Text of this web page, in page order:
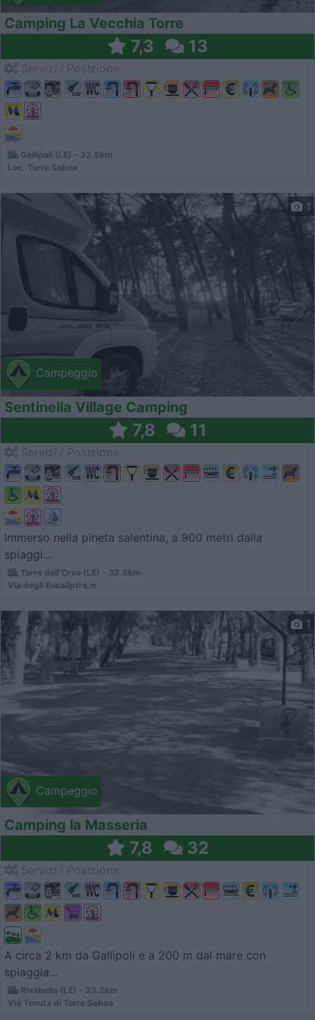
Camping La Vecchia Torre
7,3 13
Gallipoli (LE) - 32.5km
Loc. Torre Sabea
Campeggio
1
Sentinella Village Camping
7,8 11
Immerso nella pineta salentina, a 900 metri dalla
spiaggi...
Torre dell'Orso (LE) - 32.8km
Via degli Eucalipti s.n.
Campeggio
1
Camping la Masseria
7,8 32
A circa 2 km da Gallipoli e a 200 m dal mare con
spiaggia...
Rivabella (LE) - 33.2km
Via Tenuta di Torre Sabea